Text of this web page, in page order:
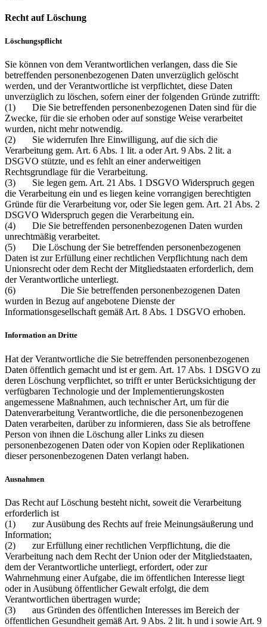
Recht auf Löschung
Löschungspflicht
Sie können von dem Verantwortlichen verlangen, dass die Sie
betreffenden personenbezogenen Daten unverzüglich gelöscht
werden, und der Verantwortliche ist verpflichtet, diese Daten
unverzüglich zu löschen, sofern einer der folgenden Gründe zutrifft:
(1) Die Sie betreffenden personenbezogenen Daten sind für die
Zwecke, für die sie erhoben oder auf sonstige Weise verarbeitet
wurden, nicht mehr notwendig.
(2) Sie widerrufen Ihre Einwilligung, auf die sich die
Verarbeitung gem. Art. 6 Abs. 1 lit. a oder Art. 9 Abs. 2 lit. a
DSGVO stützte, und es fehlt an einer anderweitigen
Rechtsgrundlage für die Verarbeitung.
(3) Sie legen gem. Art. 21 Abs. 1 DSGVO Widerspruch gegen
die Verarbeitung ein und es liegen keine vorrangigen berechtigten
Gründe für die Verarbeitung vor, oder Sie legen gem. Art. 21 Abs. 2
DSGVO Widerspruch gegen die Verarbeitung ein.
(4) Die Sie betreffenden personenbezogenen Daten wurden
unrechtmäßig verarbeitet.
(5) Die Löschung der Sie betreffenden personenbezogenen
Daten ist zur Erfüllung einer rechtlichen Verpflichtung nach dem
Unionsrecht oder dem Recht der Mitgliedstaaten erforderlich, dem
der Verantwortliche unterliegt.
(6) Die Sie betreffenden personenbezogenen Daten
wurden in Bezug auf angebotene Dienste der
Informationsgesellschaft gemäß Art. 8 Abs. 1 DSGVO erhoben.
Information an Dritte
Hat der Verantwortliche die Sie betreffenden personenbezogenen
Daten öffentlich gemacht und ist er gem. Art. 17 Abs. 1 DSGVO zu
deren Löschung verpflichtet, so trifft er unter Berücksichtigung der
verfügbaren Technologie und der Implementierungskosten
angemessene Maßnahmen, auch technischer Art, um für die
Datenverarbeitung Verantwortliche, die die personenbezogenen
Daten verarbeiten, darüber zu informieren, dass Sie als betroffene
Person von ihnen die Löschung aller Links zu diesen
personenbezogenen Daten oder von Kopien oder Replikationen
dieser personenbezogenen Daten verlangt haben.
Ausnahmen
Das Recht auf Löschung besteht nicht, soweit die Verarbeitung
erforderlich ist
(1) zur Ausübung des Rechts auf freie Meinungsäußerung und
Information;
(2) zur Erfüllung einer rechtlichen Verpflichtung, die die
Verarbeitung nach dem Recht der Union oder der Mitgliedstaaten,
dem der Verantwortliche unterliegt, erfordert, oder zur
Wahrnehmung einer Aufgabe, die im öffentlichen Interesse liegt
oder in Ausübung öffentlicher Gewalt erfolgt, die dem
Verantwortlichen übertragen wurde;
(3) aus Gründen des öffentlichen Interesses im Bereich der
öffentlichen Gesundheit gemäß Art. 9 Abs. 2 lit. h und i sowie Art. 9